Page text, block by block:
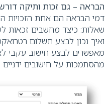
הבראה – גם זכות ותיקה
דמי הבראה הם אחת הזכויות
שאלות: כיצד מחשבים זכאות
ואיך נכון לבצע תשלום
מאפשרים לבצע חישוב עקבי
מהסתמכות על חישובים